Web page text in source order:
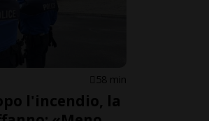
58 min
l'incendio, la